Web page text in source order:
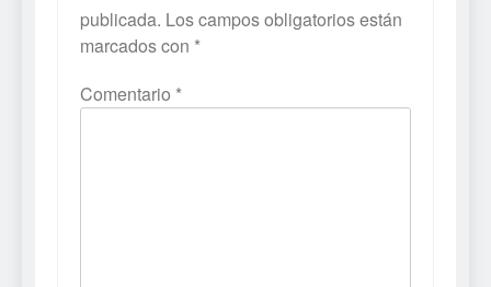
publicada. Los campos obligatorios están
marcados con *
Comentario *